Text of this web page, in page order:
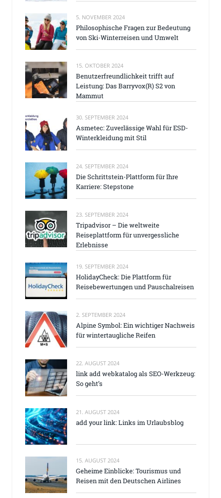
5. NOVEMBER 2024
Philosophische Fragen zur Bedeutung
von Ski-Winterreisen und Umwelt
15. OKTOBER 2024
Benutzerfreundlichkeit trifft auf
Leistung: Das Barryvox(R) S2 von
Mammut
30. SEPTEMBER 2024
Asmetec: Zuverlässige Wahl für ESD-
Winterkleidung mit Stil
24. SEPTEMBER 2024
Die Schrittstein-Plattform für Ihre
Karriere: Stepstone
23. SEPTEMBER 2024
Tripadvisor – Die weltweite
Reiseplattform für unvergessliche
Erlebnisse
19. SEPTEMBER 2024
HolidayCheck: Die Plattform für
Reisebewertungen und Pauschalreisen
2. SEPTEMBER 2024
Alpine Symbol: Ein wichtiger Nachweis
für wintertaugliche Reifen
22. AUGUST 2024
link add webkatalog als SEO-Werkzeug:
So geht’s
21. AUGUST 2024
add your link: Links im Urlaubsblog
15. AUGUST 2024
Geheime Einblicke: Tourismus und
Reisen mit den Deutschen Airlines